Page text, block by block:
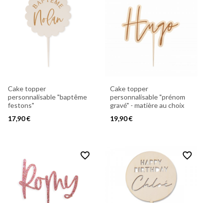
Cake topper
personnalisable "baptême
festons"
17,90 €
Cake topper
personnalisable "prénom
gravé" - matière au choix
19,90 €
favorite_border favorite_border